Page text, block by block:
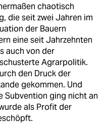
chaotisch
die seit zwei Jahren im
der Bauern
eine seit Jahrzehnten
auch von der
Agrarpolitik.
den Druck der
gekommen. Und
Subvention ging nicht an
als Profit der